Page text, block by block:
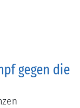
gegen die